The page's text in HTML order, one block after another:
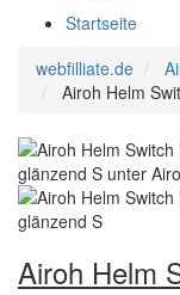
Startseite
webfilliate.de
Airoh Helm
Airoh Helm